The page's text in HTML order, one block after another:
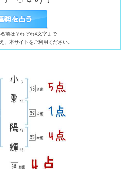
前はそれぞれ4文字まで
、本サイトをご利用ください。